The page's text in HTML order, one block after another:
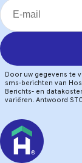
Door uw gegevens te
sms-berichten van
Berichts- en
variëren. Antwoord